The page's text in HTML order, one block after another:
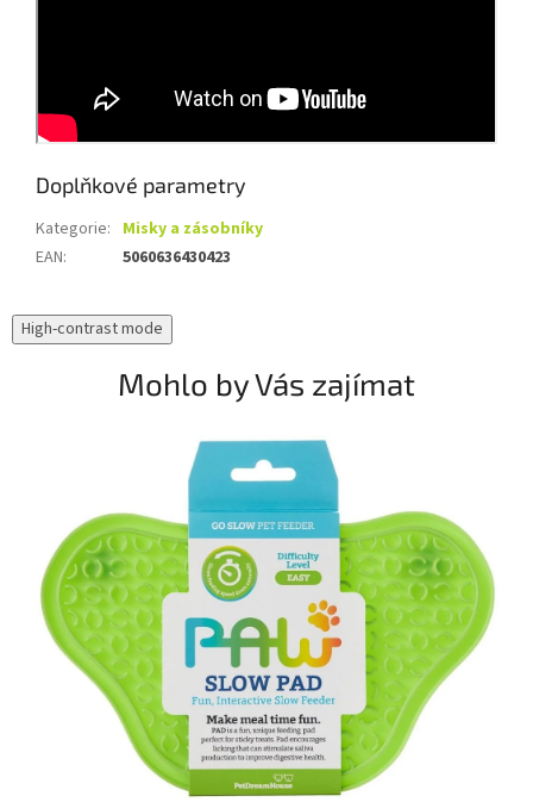
Doplňkové parametry
Kategorie: Misky a zásobníky
EAN: 5060636430423
High-contrast mode
Mohlo by Vás zajímat